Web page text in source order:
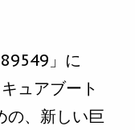
」に
ュアブート
の、新しい巨